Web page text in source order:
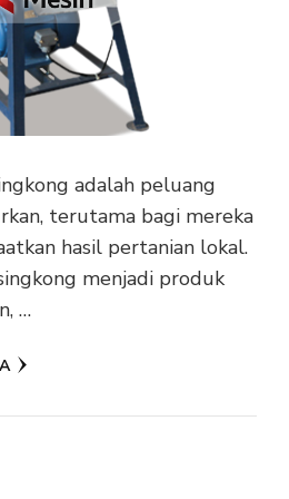
adalah peluang
terutama bagi mereka
hasil pertanian lokal.
menjadi produk
…